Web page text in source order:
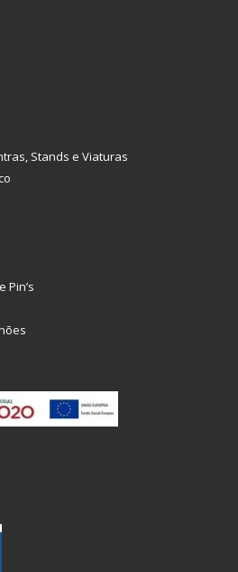
Stands e Viaturas
Pin’s